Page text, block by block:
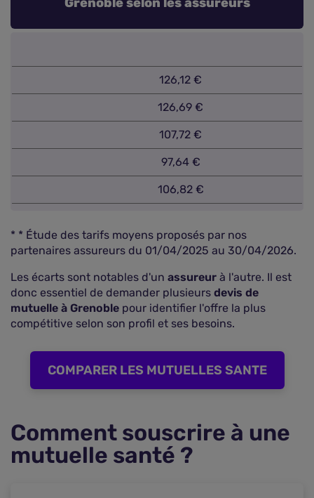
126,12 €
126,69 €
107,72 €
97,64 €
106,82 €
* * Étude des tarifs moyens proposés par nos
partenaires assureurs du 01/04/2025 au 30/04/2026.
Les écarts sont notables d'un assureur à l'autre. Il est
donc essentiel de demander plusieurs devis de
mutuelle à Grenoble pour identifier l'offre la plus
compétitive selon son profil et ses besoins.
COMPARER LES MUTUELLES SANTE
Comment souscrire à une
mutuelle santé ?